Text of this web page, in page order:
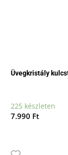
Üvegkristály
225 készleten
7.990 Ft